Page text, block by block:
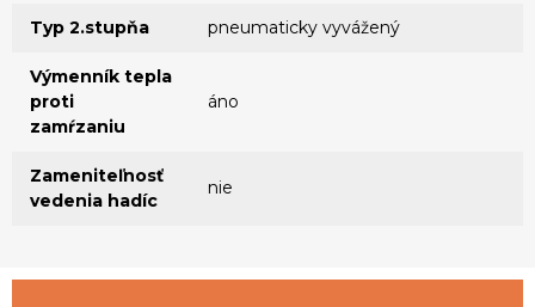
Typ 2.stupňa pneumaticky vyvážený
Výmenník tepla
proti
zamŕzaniu
áno
Zameniteľnosť
vedenia hadíc
nie